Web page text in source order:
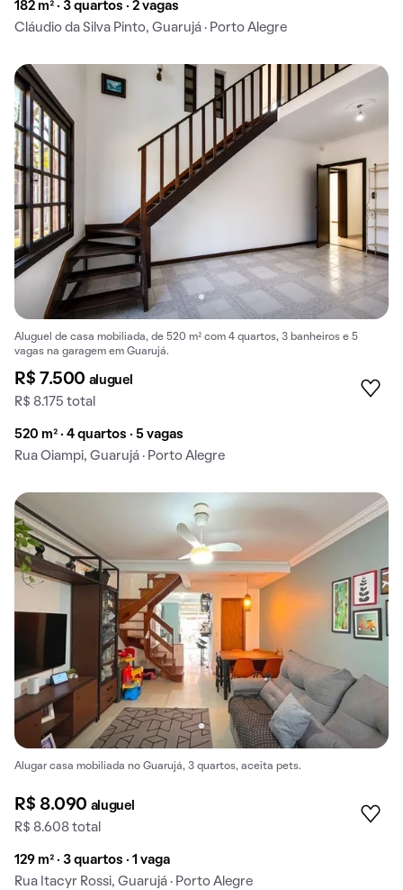
182 m² · 3 quartos · 2 vagas
Cláudio da Silva Pinto, Guarujá · Porto Alegre
Aluguel de casa mobiliada, de 520 m² com 4 quartos, 3 banheiros e 5
vagas na garagem em Guarujá.
R$ 7.500 aluguel
R$ 8.175 total
520 m² · 4 quartos · 5 vagas
Rua Oiampi, Guarujá · Porto Alegre
Alugar casa mobiliada no Guarujá, 3 quartos, aceita pets.
R$ 8.090 aluguel
R$ 8.608 total
129 m² · 3 quartos · 1 vaga
Rua Itacyr Rossi, Guarujá · Porto Alegre